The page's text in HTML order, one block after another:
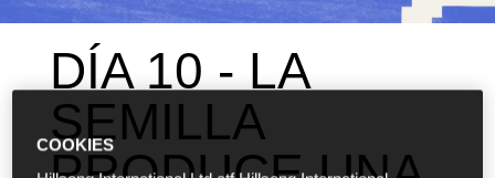
DÍA 10 - LA
SEMILLA
COOKIES